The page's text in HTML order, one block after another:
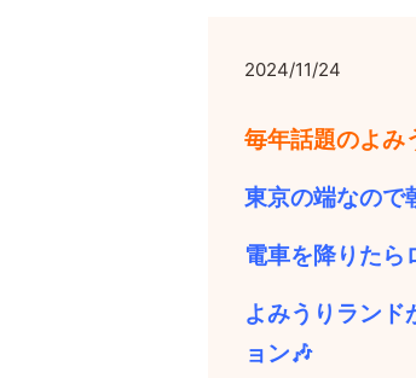
2024/11/24
毎年話題のよみ
東京の端なので
電車を降りたら
よみうりランド
ョン🎶